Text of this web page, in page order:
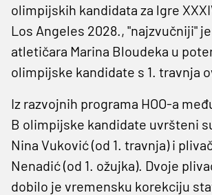
olimpijskih kandidata za lgre
Los Angeles 2028., "najzvučniji"
atletičara Marina Bloudeka u
olimpijske kandidate s 1. travnja
Iz razvojnih programa HOO-a
B olimpijske kandidate uvršteni
Nina Vuković (od 1. travnja) i
Nenadić (od 1. ožujka). Dvoje
dobilo je vremensku korekciju